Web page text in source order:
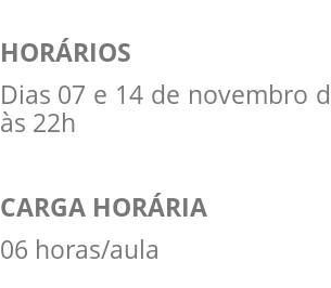
HORÁRIOS
Dias 07 e 14 de novembro
às 22h
CARGA HORÁRIA
06 horas/aula